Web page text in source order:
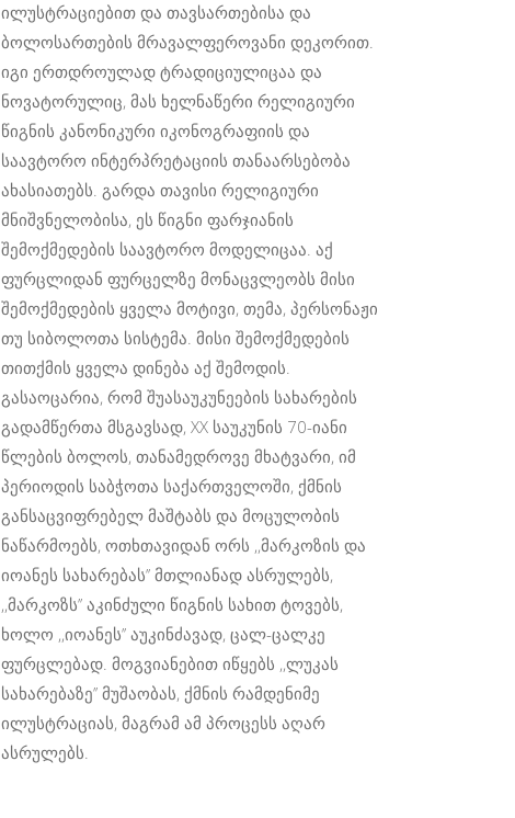
ილუსტრაციებით და თავსართებისა და
ბოლოსართების მრავალფეროვანი დეკორით.
იგი ერთდროულად ტრადიციულიცაა და
ნოვატორულიც, მას ხელნაწერი რელიგიური
წიგნის კანონიკური იკონოგრაფიის და
საავტორო ინტერპრეტაციის თანაარსებობა
ახასიათებს. გარდა თავისი რელიგიური
მნიშვნელობისა, ეს წიგნი ფარჯიანის
შემოქმედების საავტორო მოდელიცაა. აქ
ფურცლიდან ფურცელზე მონაცვლეობს მისი
შემოქმედების ყველა მოტივი, თემა, პერსონაჟი
თუ სიბოლოთა სისტემა. მისი შემოქმედების
თითქმის ყველა დინება აქ შემოდის.
გასაოცარია, რომ შუასაუკუნეების სახარების
გადამწერთა მსგავსად, XX საუკუნის 70-იანი
წლების ბოლოს, თანამედროვე მხატვარი, იმ
პერიოდის საბჭოთა საქართველოში, ქმნის
განსაცვიფრებელ მაშტაბს და მოცულობის
ნაწარმოებს, ოთხთავიდან ორს ,,მარკოზის და
იოანეს სახარებას’’ მთლიანად ასრულებს,
,,მარკოზს’’ აკინძული წიგნის სახით ტოვებს,
ხოლო ,,იოანეს’’ აუკინძავად, ცალ-ცალკე
ფურცლებად. მოგვიანებით იწყებს ,,ლუკას
სახარებაზე’’ მუშაობას, ქმნის რამდენიმე
ილუსტრაციას, მაგრამ ამ პროცესს აღარ
ასრულებს.